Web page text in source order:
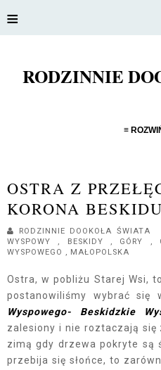
≡
RODZINNIE
≡
OSTRA Z
KORONA
RODZINNIE DOOKOŁA ŚWIATA
WYSPOWY , BESKIDY , GÓRY ,
WYSPOWEGO , MAŁOPOLSKA
Ostra, w pobliżu Starej Wsi,
postanowiliśmy wybrać
Wyspowego- Beskidzkie
zalesiony i nie roztaczają się
zimą gdy drzewa pokryte są
przebija się słońce, to